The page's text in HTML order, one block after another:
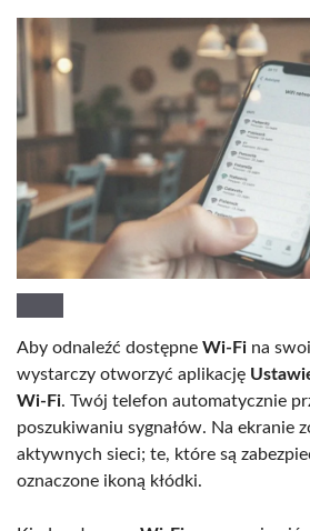
Aby odnaleźć dostępne Wi-Fi na
wystarczy otworzyć aplikację
Wi-Fi. Twój telefon automatycznie
poszukiwaniu sygnałów. Na ekranie
aktywnych sieci; te, które są
oznaczone ikoną kłódki.